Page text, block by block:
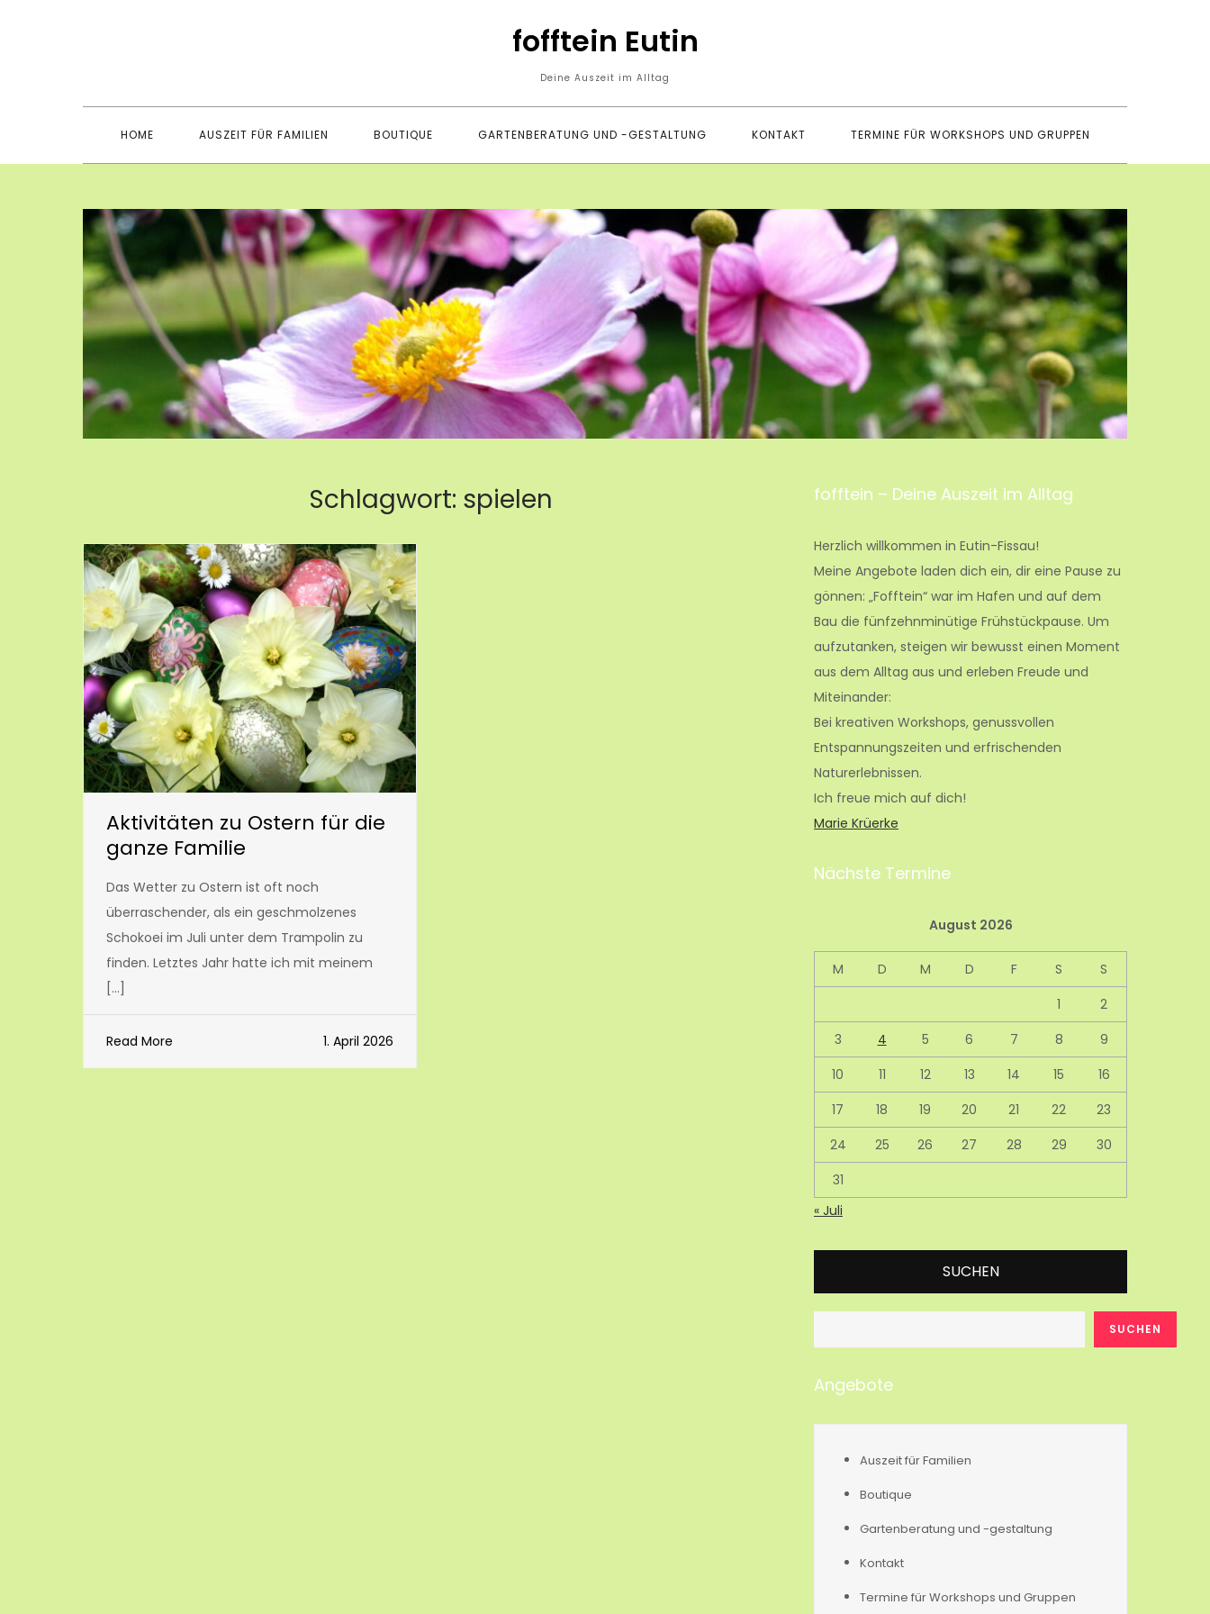
fofftein Eutin
Deine Auszeit im Alltag
HOME AUSZEIT FÜR FAMILIEN BOUTIQUE GARTENBERATUNG UND -GESTALTUNG KONTAKT TERMINE FÜR WORKSHOPS UND GRUPPEN
Schlagwort: spielen
Aktivitäten zu Ostern für die
ganze Familie
Das Wetter zu Ostern ist oft noch
überraschender, als ein geschmolzenes
Schokoei im Juli unter dem Trampolin zu
finden. Letztes Jahr hatte ich mit meinem
[…]
Read More 1. April 2026
fofftein – Deine Auszeit im Alltag
Herzlich willkommen in Eutin-Fissau!
Meine Angebote laden dich ein, dir eine Pause zu
gönnen: „Fofftein“ war im Hafen und auf dem
Bau die fünfzehnminütige Frühstückpause. Um
aufzutanken, steigen wir bewusst einen Moment
aus dem Alltag aus und erleben Freude und
Miteinander:
Bei kreativen Workshops, genussvollen
Entspannungszeiten und erfrischenden
Naturerlebnissen.
Ich freue mich auf dich!
Marie Krüerke
Nächste Termine
August 2026
M D M D F S
S
1
2
3
4 5 6 7 8
9
10
11 12 13 14 15
16
17
18 19 20 21 22
23
24
25 26 27 28 29
30
31
« Juli
SUCHEN
SUCHEN
Angebote
Auszeit für Familien
Boutique
Gartenberatung und -gestaltung
Kontakt
Termine für Workshops und Gruppen